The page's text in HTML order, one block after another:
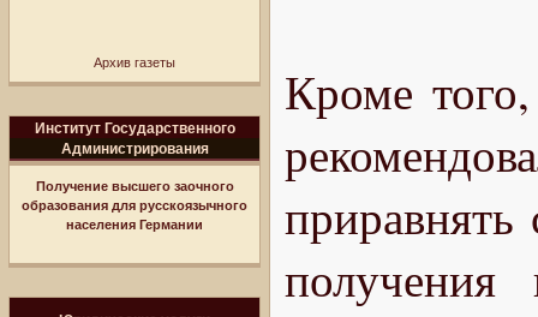
Архив газеты
Институт Государственного
Администрирования
Получение высшего заочного
образования для русскоязычного
населения Германии
Кроме
приравнять